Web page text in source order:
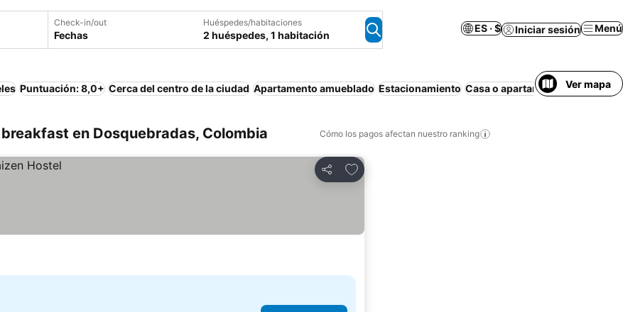
Check-in/out
Fechas
Huéspedes/habitaciones
2 huéspedes, 1 habitación
ES · $ Iniciar sesión Menú
Puntuación: 8,0+ Cerca del centro de la ciudad Apartamento amueblado Estacionamiento Casa o apartamento entero
Ver mapa
en Dosquebradas, Colombia Cómo los pagos afectan nuestro ranking
Compartir
Agregar a favoritos